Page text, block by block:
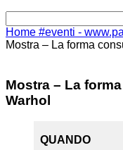
Home #eventi -
Mostra – La forma
Mostra – La
Warhol
QUANDO